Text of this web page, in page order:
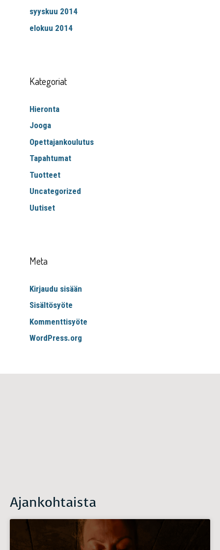
syyskuu 2014
elokuu 2014
Kategoriat
Hieronta
Jooga
Opettajankoulutus
Tapahtumat
Tuotteet
Uncategorized
Uutiset
Meta
Kirjaudu sisään
Sisältösyöte
Kommenttisyöte
WordPress.org
Ajankohtaista